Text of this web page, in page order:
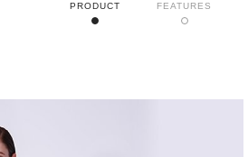
PRODUCT FEATURES